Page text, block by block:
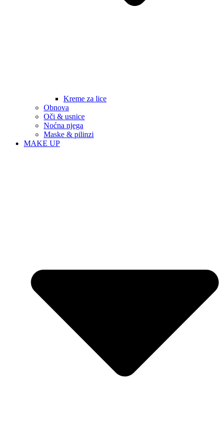
Kreme za lice
Obnova
Oči & usnice
Noćna njega
Maske & pilinzi
MAKE UP